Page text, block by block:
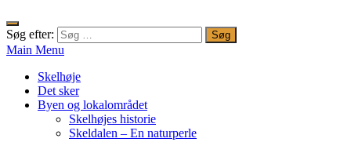
Søg efter:
Main Menu
Skelhøje
Det sker
Byen og lokalområdet
Skelhøjes historie
Skeldalen – En naturperle